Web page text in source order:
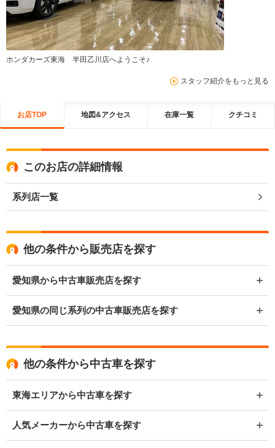
ホンダカーズ東海 半田乙川店へようこそ♪
スタッフ紹介をもっと見る
お店TOP 地図&アクセス 在庫一覧 クチコミ
このお店の詳細情報
系列店一覧
他の条件から販売店を探す
愛知県から中古車販売店を探す
愛知県の同じ系列の中古車販売店を探す
他の条件から中古車を探す
東海エリアから中古車を探す
人気メーカーから中古車を探す